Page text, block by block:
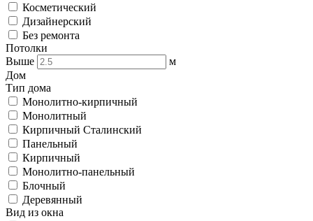
Косметический
Дизайнерский
Без ремонта
Потолки
Выше
м
Дом
Тип дома
Монолитно-кирпичный
Монолитный
Кирпичный Сталинский
Панельный
Кирпичный
Монолитно-панельный
Блочный
Деревянный
Вид из окна